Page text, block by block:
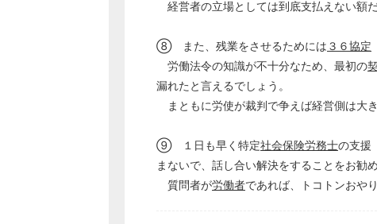
経営者の立場としては到底支払えない額だ
⑧ また、残業をさせるためには ３６協定
労働法令の知識が不十分なため、最初の
漏れたと言えるでしょう。
まともに労使が裁判で争えば経営側は大
⑨ １日も早く特定社会保険労務士の支援
まないで、話し合い解決をすることをお勧め
質問者が労働者であれば、トコトンおや